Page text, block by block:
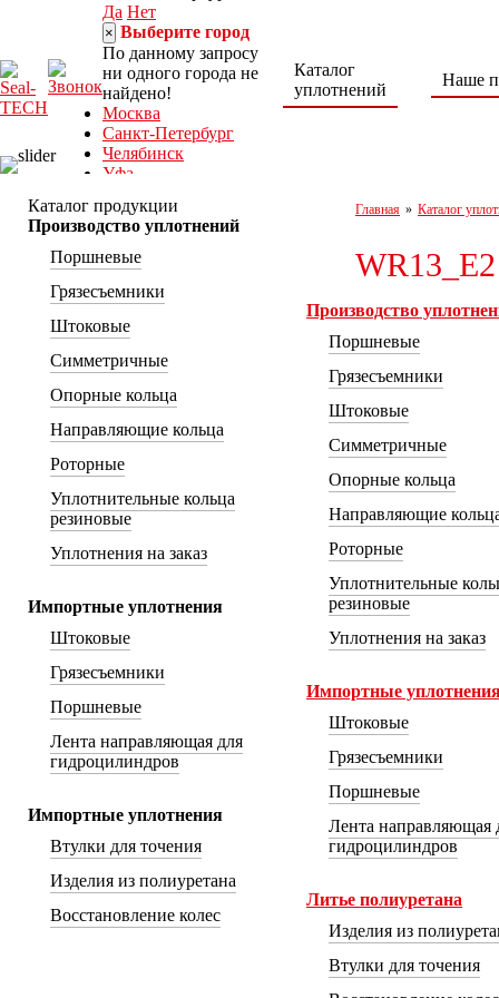
Да Нет
× Выберите город
По данному запросу
ни одного города не
найдено!
Москва
Санкт-Петербург
Челябинск
Уфа
Нижний Тагил
Ростов-на-Дону
8 (800) 222-30-04
Пн-Пт: 9:00 – 18:00
г. Ростов-на-Дону,
ул. Каширская, 9/53а
Каталог
уплотнений
Наше
Каталог продукции
Производство уплотнений
Поршневые
Грязесъемники
Штоковые
Симметричные
Опорные кольца
Направляющие кольца
Роторные
Уплотнительные кольца
резиновые
Уплотнения на заказ
Импортные уплотнения
Штоковые
Грязесъемники
Поршневые
Лента направляющая для
гидроцилиндров
Импортные уплотнения
Втулки для точения
Изделия из полиуретана
Восстановление колес
Главная » Каталог
WR13_E2
Производство
Поршневые
Грязесъемники
Штоковые
Симметричные
Опорные кольца
Направляющие
Роторные
Уплотнительные
резиновые
Уплотнения на заказ
Импортные
Штоковые
Грязесъемники
Поршневые
Лента направляющая
гидроцилиндров
Литье полиуретана
Изделия из
Втулки для точения